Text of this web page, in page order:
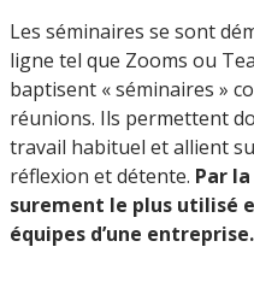
Les séminaires se sont
ligne tel que Zooms ou
baptisent « séminaires »
réunions. Ils permettent
travail habituel et allient
réflexion et détente. Par
surement le plus utilisé
équipes d’une entreprise.